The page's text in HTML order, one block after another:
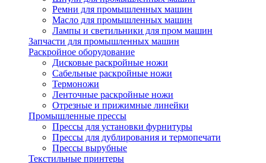
Ремни для промышленных машин
Масло для промышленных машин
Лампы и светильники для пром машин
Запчасти для промышленных машин
Раскройное оборудование
Дисковые раскройные ножи
Сабельные раскройные ножи
Термоножи
Ленточные раскройные ножи
Отрезные и прижимные линейки
Промышленные прессы
Прессы для установки фурнитуры
Прессы для дублирования и термопечати
Прессы вырубные
Текстильные принтеры